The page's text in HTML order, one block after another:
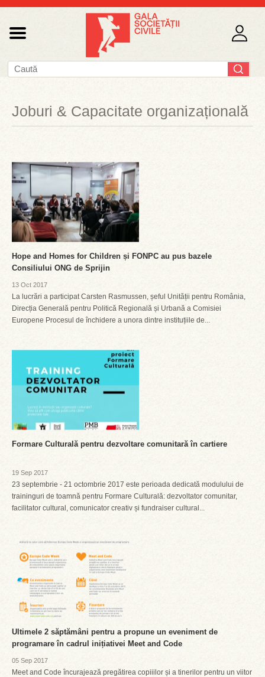
Joburi & Capacitate organizațională
Hope and Homes for Children și FONPC au pus bazele
Consiliului ONG de Sprijin
13 Oct 2017
La lucrări a participat Carsten Rasmussen, șeful Unității pentru România,
Direcția Generală pentru Politică Regională și Urbană a Comisiei
Europene Procesul de închidere a unora dintre instituțiile de...
Formare Culturală pentru dezvoltare comunitară în cartiere
19 Sep 2017
23 septembrie - 21 octombrie 2017 este perioada dedicată modulului de
traininguri de toamnă pentru Formare Culturală: dezvoltator comunitar,
facilitator cultural, comunicator creativ și fundraiser cultural...
Ultimele 2 săptămâni pentru a propune un eveniment de
programare în cadrul inițiativei Meet and Code
05 Sep 2017
Meet and Code încurajează pregătirea copiiilor și a tinerilor pentru un viitor